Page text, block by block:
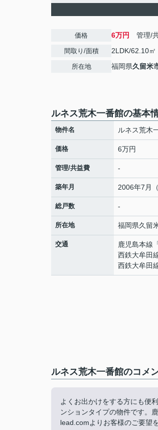
価格 6万円 管理/
間取り/面積 2LDK/62.10㎡
所在地 福岡県久留米
ルネス荒木一番館の基本
物件名 ルネス荒木
価格 6万円
管理/共益費 -
築年月 2006年7月
総戸数 -
所在地 福岡県久留
交通 鹿児島本線
西鉄大牟田
西鉄大牟田
ルネス荒木一番館のコメ
よくお出かけをする方にも便
ンションタイプの物件です。
lead.comよりお客様のご要望